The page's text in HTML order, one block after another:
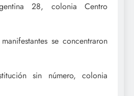
28, colonia Centro
se concentraron
sin número, colonia